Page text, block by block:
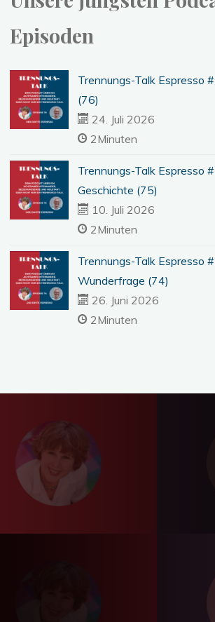
Episoden
Trennungs-Talk Espresso
(76)
24. Juli 2026
2Minuten
Trennungs-Talk Espresso
Geschichte (75)
10. Juli 2026
2Minuten
Trennungs-Talk Espresso
Wunderfrage (74)
26. Juni 2026
2Minuten